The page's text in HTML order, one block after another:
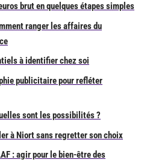
brut en quelques étapes simples
ranger les affaires du
à identifier chez soi
publicitaire pour refléter
sont les possibilités ?
à Niort sans regretter son choix
: agir pour le bien-être des